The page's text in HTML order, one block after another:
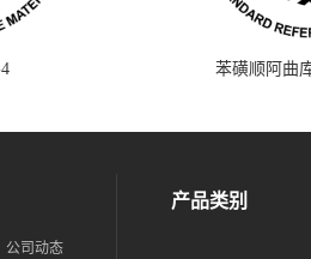
苯磺顺阿曲
公司动态
产品类别